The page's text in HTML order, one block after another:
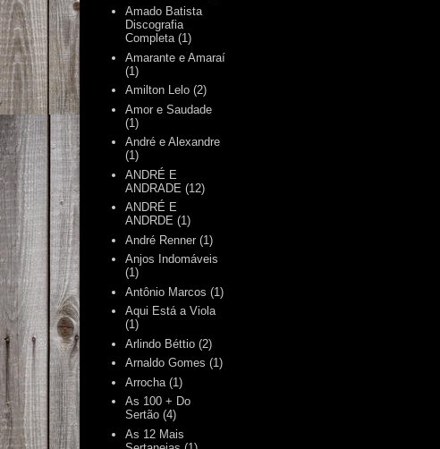
Amado Batista
Discografia
Completa (1)
Amarante e Amaraí
(1)
Amilton Lelo (2)
Amor e Saudade
(1)
André e Alexandre
(1)
ANDRÉ E
ANDRADE (12)
ANDRÉ E
ANDRDE (1)
André Renner (1)
Anjos Indomáveis
(1)
Antônio Marcos (1)
Aqui Está a Viola
(1)
Arlindo Béttio (2)
Arnaldo Gomes (1)
Arrocha (1)
As 100 + Do
Sertão (4)
As 12 Mais